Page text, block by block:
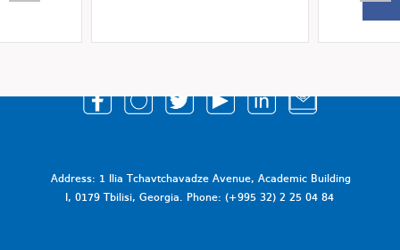
Address: 1 Ilia Tchavtchavadze Avenue, Academic Building
I, 0179 Tbilisi, Georgia. Phone: (+995 32) 2 25 04 84